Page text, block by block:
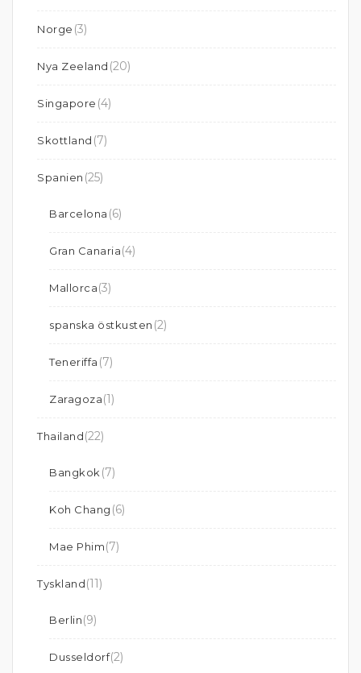
Norge (3)
Nya Zeeland (20)
Singapore (4)
Skottland (7)
Spanien (25)
Barcelona (6)
Gran Canaria(4)
Mallorca(3)
spanska östkusten (2)
Teneriffa (7)
Zaragoza(1)
Thailand(22)
Bangkok (7)
Koh Chang (6)
Mae Phim(7)
Tyskland(11)
Berlin(9)
Dusseldorf(2)